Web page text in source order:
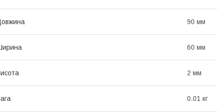
90 мм
60 мм
2 мм
0.01 кг